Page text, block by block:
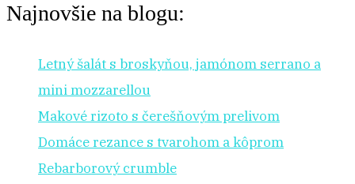
Najnovšie na blogu:
Letný šalát s broskyňou, jamónom serrano a
mini mozzarellou
Makové rizoto s čerešňovým prelivom
Domáce rezance s tvarohom a kôprom
Rebarborový crumble